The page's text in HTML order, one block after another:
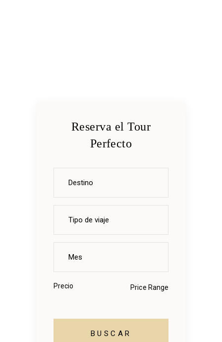
Reserva el Tour
Perfecto
Precio